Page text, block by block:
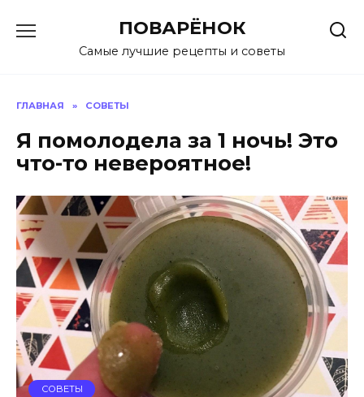
содержанию
ПОВАРЁНОК
Самые лучшие рецепты и советы
ГЛАВНАЯ » СОВЕТЫ
Я помолодела за 1 ночь! Это
что-то невероятное!
СОВЕТЫ